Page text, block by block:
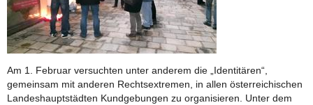
Am 1. Februar versuchten unter anderem die „Identitären“,
gemeinsam mit anderen Rechtsextremen, in allen österreichischen
Landeshauptstädten Kundgebungen zu organisieren. Unter dem